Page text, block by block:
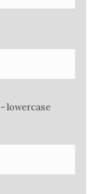
lowercase